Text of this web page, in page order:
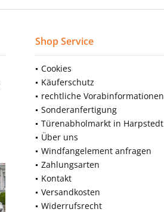
Shop Service
Cookies
Käuferschutz
rechtliche Vorabinformationen
Sonderanfertigung
Türenabholmarkt in Harpstedt
Über uns
Windfangelement anfragen
Zahlungsarten
Kontakt
Versandkosten
Widerrufsrecht